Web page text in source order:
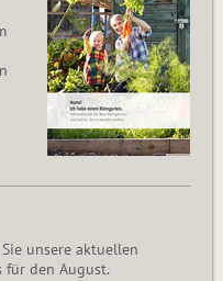
unsere aktuellen
für den August.